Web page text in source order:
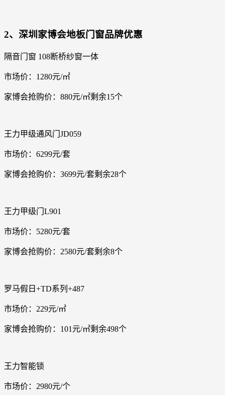
2、深圳家博会地板门窗品牌优惠
隔音门窗 108断桥纱窗一体
市场价：1280元/㎡
家博会抢购价：880元/㎡剩余15个
王力甲级通风门JD059
市场价：6299元/套
家博会抢购价：3699元/套剩余28个
王力甲级门L901
市场价：5280元/套
家博会抢购价：2580元/套剩余8个
罗马假日+TD系列+487
市场价：229元/㎡
家博会抢购价：101元/㎡剩余498个
王力智能锁
市场价：2980元/个